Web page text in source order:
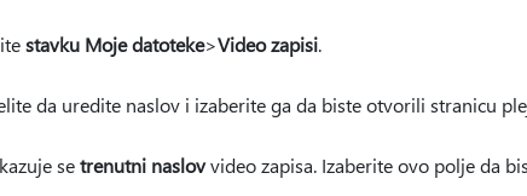
stavku Moje datoteke>Video zapisi.
da uredite naslov i izaberite ga da biste otvorili stranicu
setrenutni naslovvideo zapisa. Izaberite ovo polje da